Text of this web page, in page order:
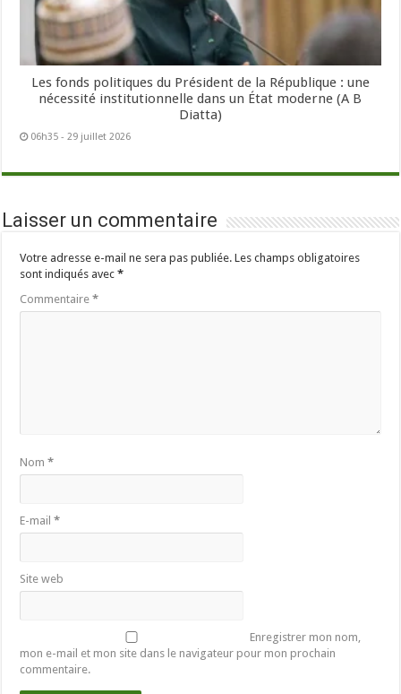
Les fonds politiques du Président de la République : une
nécessité institutionnelle dans un État moderne (A B
Diatta)
06h35 - 29 juillet 2026
Laisser un commentaire
Votre adresse e-mail ne sera pas publiée. Les champs obligatoires
sont indiqués avec*
Commentaire*
Nom*
E-mail*
Site web
Enregistrer mon nom,
mon e-mail et mon site dans le navigateur pour mon prochain
commentaire.